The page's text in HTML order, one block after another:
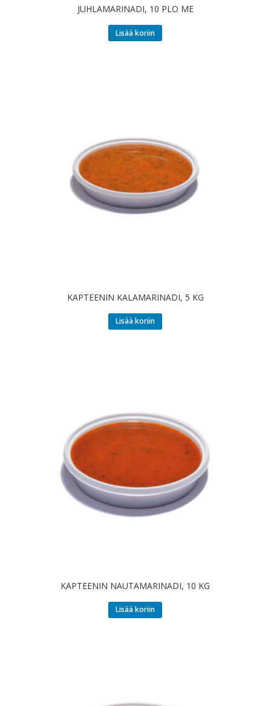
JUHLAMARINADI, 10 PLO ME
Lisää koriin
KAPTEENIN KALAMARINADI, 5 KG
Lisää koriin
KAPTEENIN NAUTAMARINADI, 10 KG
Lisää koriin